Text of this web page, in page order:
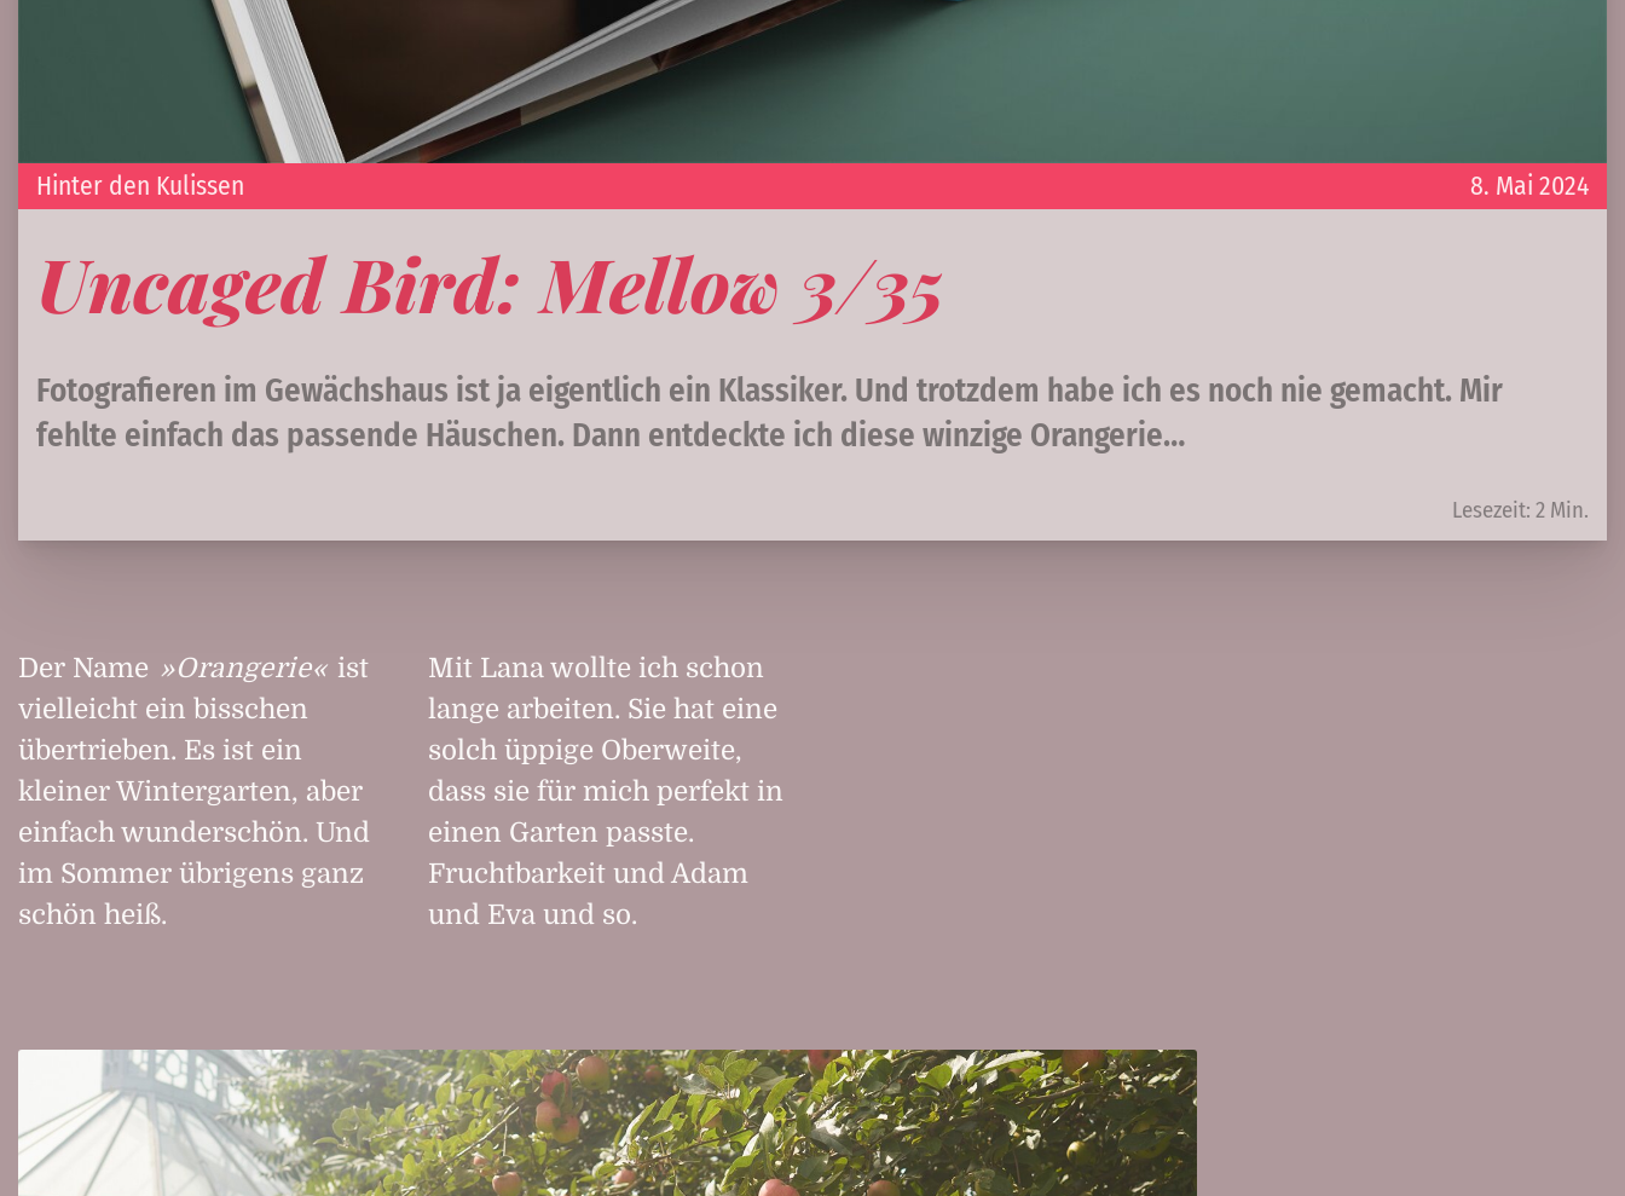
8. Mai 2024
Hinter den Kulissen
Uncaged Bird: Mellow 3/35
Fotografieren im Gewächshaus ist ja eigentlich ein Klassiker. Und trotzdem habe ich es noch nie gemacht. Mir
fehlte einfach das passende Häuschen. Dann entdeckte ich diese winzige Orangerie…
Lesezeit: 2 Min.
Der Name Orangerie
ist
vielleicht ein bisschen
übertrieben. Es ist ein
kleiner Wintergarten, aber
einfach wunderschön. Und
im Sommer übrigens ganz
schön heiß.
Mit Lana wollte ich schon
lange arbeiten. Sie hat eine
solch üppige Oberweite,
dass sie für mich perfekt in
einen Garten passte.
Fruchtbarkeit und Adam
und Eva und so.